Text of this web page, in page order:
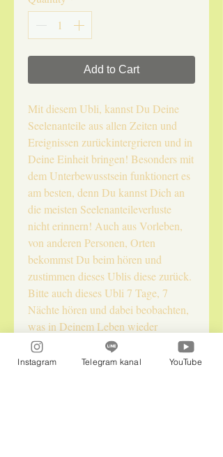
Add to Cart
Mit diesem Ubli, kannst Du Deine
Seelenanteile aus allen Zeiten und
Ereignissen zurückintergrieren und in
Deine Einheit bringen! Besonders mit
dem Unterbewusstsein funktionert es
am besten, denn Du kannst Dich an
die meisten Seelenanteileverluste
nicht erinnern! Auch aus Vorleben,
von anderen Personen, Orten
bekommst Du beim hören und
zustimmen dieses Ublis diese zurück.
Bitte auch dieses Ubli 7 Tage, 7
Nächte hören und dabei beobachten,
was in Deinem Leben wieder
NEUES auf Dich zu kommt!!!
Instagram Telegram kanal YouTube